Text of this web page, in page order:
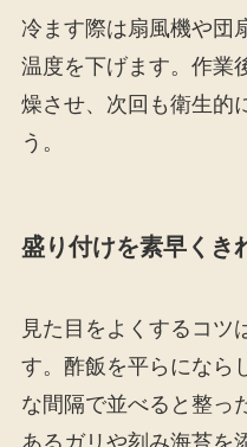
冷ます際は扇風機や団
温度を下げます。作業
燥させ、次回も衛生的
う。
盛り付けを素早くき
見た目をよくするコツ
す。酢飯を平らになら
な間隔で並べると整っ